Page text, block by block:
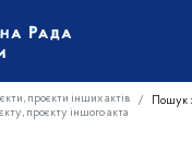
проєкти інших актів
Пошук
проєкту іншого акта